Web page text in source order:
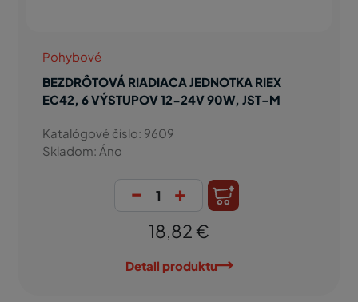
Pohybové
BEZDRÔTOVÁ RIADIACA JEDNOTKA RIEX
EC42, 6 VÝSTUPOV 12-24V 90W, JST-M
Katalógové číslo: 9609
Skladom: Áno
- +
18,82 €
Detail produktu